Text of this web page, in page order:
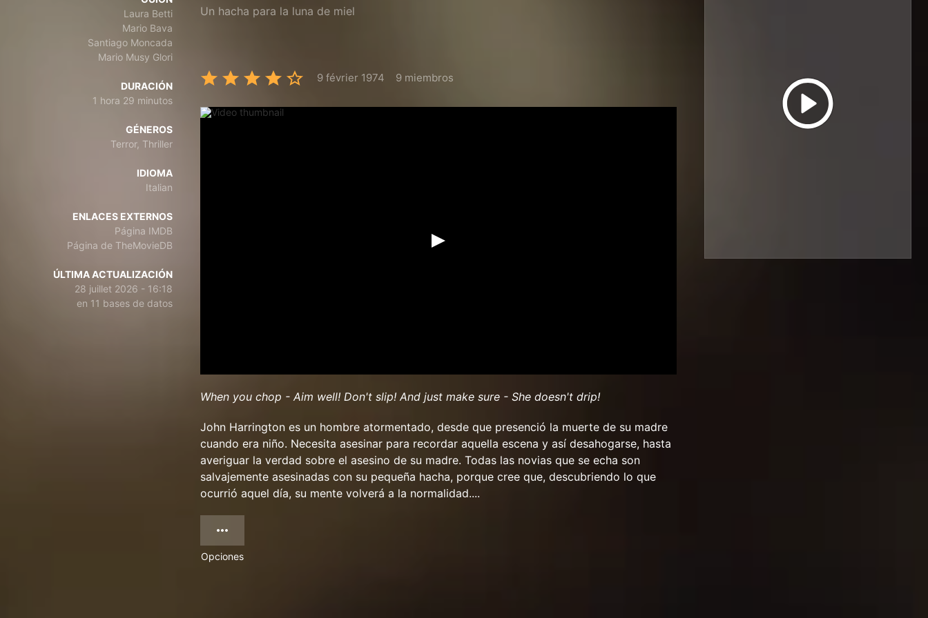
Laura Betti
Mario Bava
Santiago Moncada
Mario Musy Glori
DURACIÓN
1 hora 29 minutos
GÉNEROS
Terror, Thriller
IDIOMA
Italian
ENLACES EXTERNOS
Página IMDB
Página de TheMovieDB
ÚLTIMA ACTUALIZACIÓN
28 juillet 2026 - 16:18
en 11 bases de datos
Un hacha para la luna de miel
9 février 1974 9 miembros
When you chop - Aim well! Don't slip! And just make sure - She doesn't drip!
John Harrington es un hombre atormentado, desde que presenció la muerte de su madre
cuando era niño. Necesita asesinar para recordar aquella escena y así desahogarse, hasta
averiguar la verdad sobre el asesino de su madre. Todas las novias que se echa son
salvajemente asesinadas con su pequeña hacha, porque cree que, descubriendo lo que
ocurrió aquel día, su mente volverá a la normalidad....
Opciones